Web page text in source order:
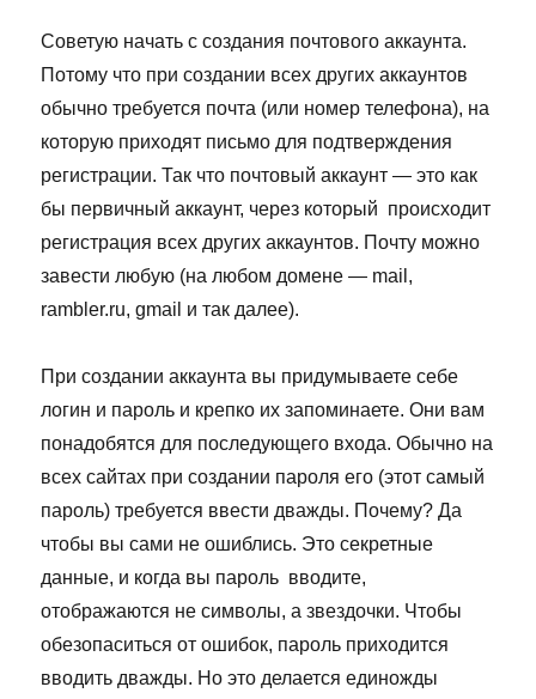
Советую начать с создания почтового аккаунта.
Потому что при создании всех других аккаунтов
обычно требуется почта (или номер телефона), на
которую приходят письмо для подтверждения
регистрации. Так что почтовый аккаунт — это как
бы первичный аккаунт, через который происходит
регистрация всех других аккаунтов. Почту можно
завести любую (на любом домене — mail,
rambler.ru, gmail и так далее).
При создании аккаунта вы придумываете себе
логин и пароль и крепко их запоминаете. Они вам
понадобятся для последующего входа. Обычно на
всех сайтах при создании пароля его (этот самый
пароль) требуется ввести дважды. Почему? Да
чтобы вы сами не ошиблись. Это секретные
данные, и когда вы пароль вводите,
отображаются не символы, а звездочки. Чтобы
обезопаситься от ошибок, пароль приходится
вводить дважды. Но это делается единожды